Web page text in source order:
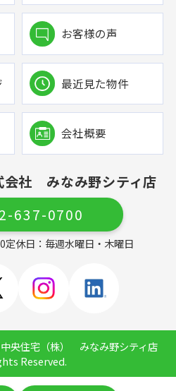
お客様の声
最近見た物件
会社概要
会社 みなみ野シティ店
637-0700
定休日：毎週水曜日・木曜日
央住宅（株） みなみ野シティ店
Reserved.